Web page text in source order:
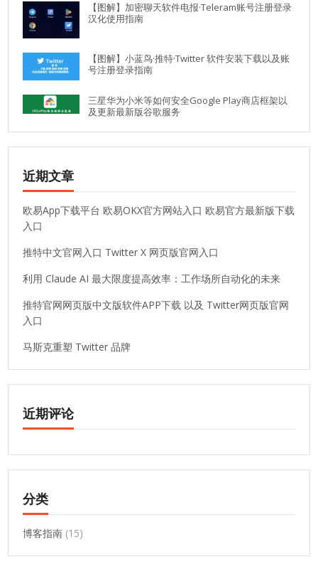
【图解】加密聊天软件电报·Teleram账号注册登录
汉化使用指南
【图解】小蓝鸟·推特·Twitter 软件安装下载以及账
号注册登录指南
三星华为小米等如何安全Google Play商店框架以
及更新最新版谷歌服务
近期文章
欧易App下载平台 欧易OKX官方网站入口 欧易官方最新版下载
入口
推特中文官网入口 Twitter X 网页版官网入口
利用 Claude AI 最大限度提高效率：工作场所自动化的未来
推特官网网页版中文版软件APP下载 以及 Twitter网页版官网
入口
马斯克重塑 Twitter 品牌
近期评论
分类
博客指南 (15)